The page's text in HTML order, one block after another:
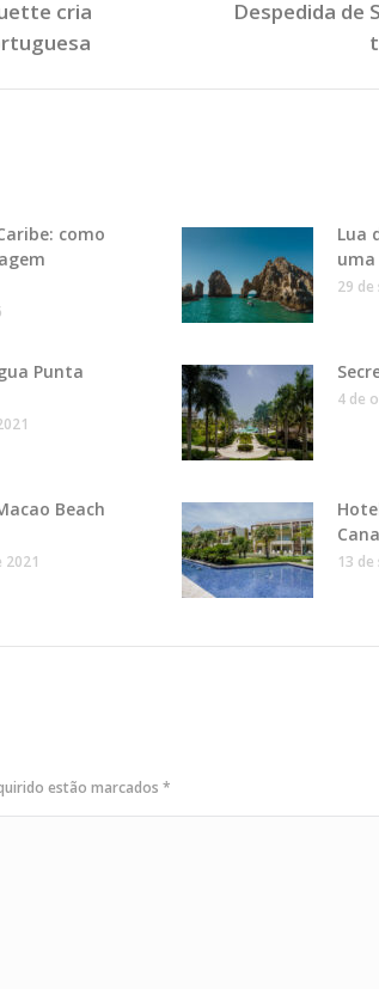
cria
Próximo
Despedida de
como
Lua
uma
29
Punta
4 de
Beach
2021
Cana
13
estão marcados *